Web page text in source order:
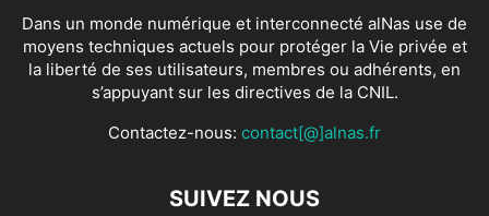
Dans un monde numérique et interconnecté alNas use de
moyens techniques actuels pour protéger la Vie privée et
la liberté de ses utilisateurs, membres ou adhérents, en
s’appuyant sur les directives de la CNIL.
Contactez-nous: contact[@]alnas.fr
SUIVEZ NOUS